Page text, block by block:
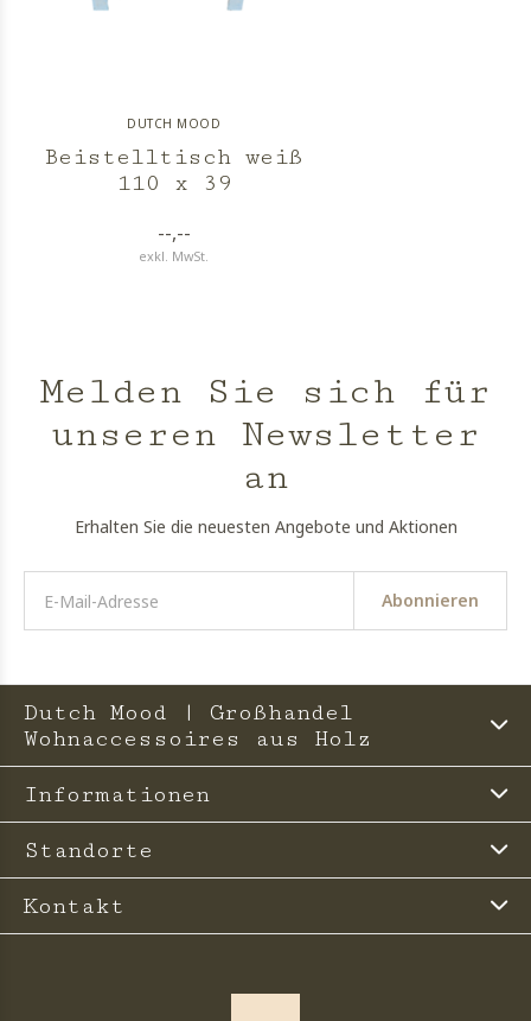
DUTCH MOOD
Beistelltisch weiß
110 x 39
--,--
exkl. MwSt.
Melden Sie sich für
unseren Newsletter
an
Erhalten Sie die neuesten Angebote und Aktionen
Abonnieren
Dutch Mood | Großhandel
Wohnaccessoires aus Holz
Informationen
Standorte
Kontakt